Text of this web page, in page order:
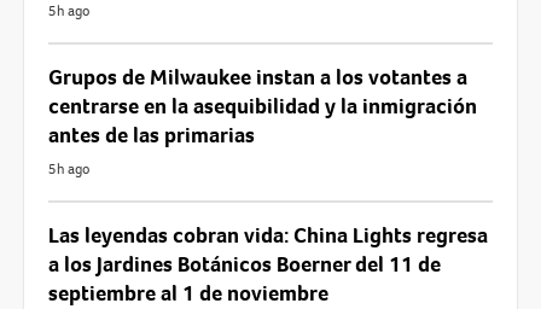
5h ago
Grupos de Milwaukee instan a los votantes a
centrarse en la asequibilidad y la inmigración
antes de las primarias
5h ago
Las leyendas cobran vida: China Lights regresa
a los Jardines Botánicos Boerner del 11 de
septiembre al 1 de noviembre